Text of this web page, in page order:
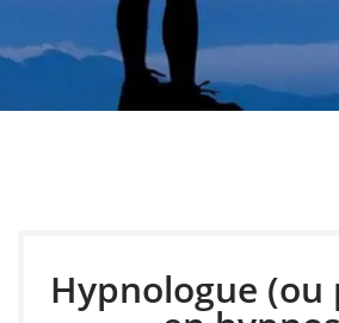
accompagne grâce à l’hypnose
développement personnel et
Hypnologue (ou